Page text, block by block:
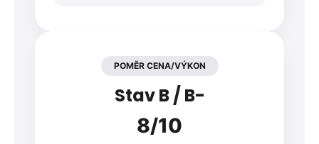
POMĚR CENA/VÝKON
Stav B / B-
8/10